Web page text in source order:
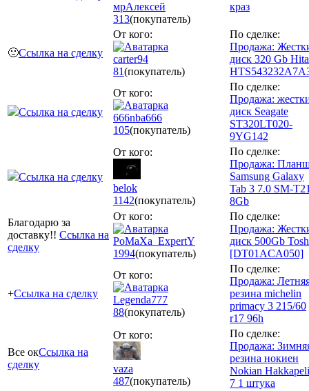
мрАлексей
313(покупатель)
краз
🙂Ссылка на сделку
От кого:
carter94
81(покупатель)
По сделке:
Продажа:
диск 320 Gb
Ссылка на сделку
От кого:
666nba666
105(покупатель)
По сделке:
Продажа:
диск Seagate
ST320LT020-
9YG142
Ссылка на сделку
От кого:
belok
1142(покупатель)
По сделке:
Продажа:
Samsung Galaxy
Tab 3 7.0 SM-
8Gb
Благодарю за
доставку!! Ссылка на
сделку
От кого:
PoMaXa_ExpertY
1994(покупатель)
По сделке:
Продажа:
диск 500Gb
[DT01ACA050]
+Ссылка на сделку
От кого:
Legenda777
88(покупатель)
По сделке:
Продажа:
резина michelin
primacy 3 215/60
r17 96h
Все окСсылка на
сделку
От кого:
vaza
487(покупатель)
По сделке:
Продажа:
резина нокиен
Nokian
7 1 штука